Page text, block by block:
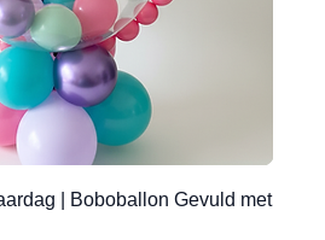
| Boboballon Gevuld met